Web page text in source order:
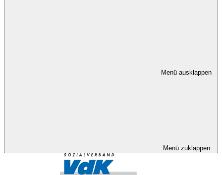
Menü ausklappen
Menü zuklappen